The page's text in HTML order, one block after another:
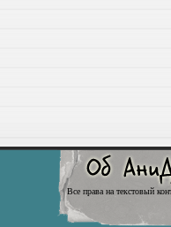
Все права на текстовый